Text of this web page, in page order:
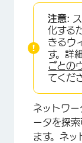
注意:
化する
きるウ
す。詳
ごとの
てくだ
ネットワ
ータを探
ます。ネ